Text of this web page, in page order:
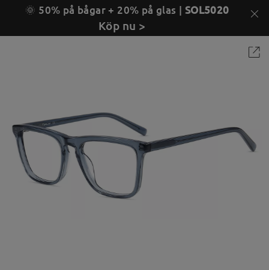
🌞 50% på bågar + 20% på glas | SOL5020
Köp nu >